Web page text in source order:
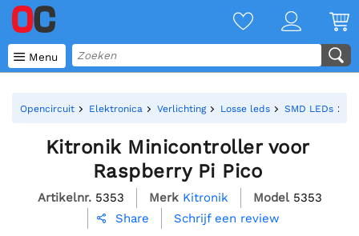
 Menu
Opencircuit Elektronica Verlichting Losse leds SMD LEDs
Kitronik Minicontroller voor
Raspberry Pi Pico
Artikelnr. 5353 Merk Kitronik Model 5353
 Share Schrijf een review